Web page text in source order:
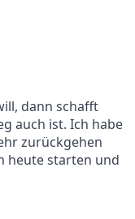
dann schafft
auch ist. Ich habe
zurückgehen
heute starten und